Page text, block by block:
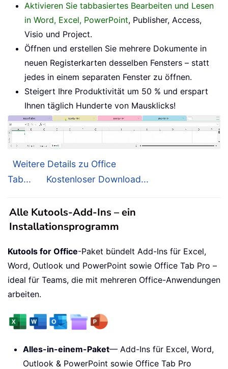
Aktivieren Sie tabbasiertes Bearbeiten und Lesen
in Word, Excel, PowerPoint, Publisher, Access,
Visio und Project.
Öffnen und erstellen Sie mehrere Dokumente in
neuen Registerkarten desselben Fensters – statt
jedes in einem separaten Fenster zu öffnen.
Steigert Ihre Produktivität um 50 % und erspart
Ihnen täglich Hunderte von Mausklicks!
Weitere Details zu Office
Tab...
Kostenloser Download...
Alle Kutools-Add-Ins – ein
Installationsprogramm
Kutools for Office-Paket bündelt Add-Ins für Excel,
Word, Outlook und PowerPoint sowie Office Tab Pro –
ideal für Teams, die mit mehreren Office-Anwendungen
arbeiten.
Alles-in-einem-Paket— Add-Ins für Excel, Word,
Outlook & PowerPoint sowie Office Tab Pro